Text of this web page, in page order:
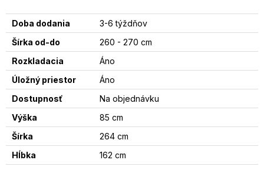
Doba dodania
3-6 týždňov
Šírka od-do
260 - 270 cm
Rozkladacia
Áno
Úložný priestor
Áno
Dostupnosť
Na objednávku
Výška
85 cm
Šírka
264 cm
Hĺbka
162 cm